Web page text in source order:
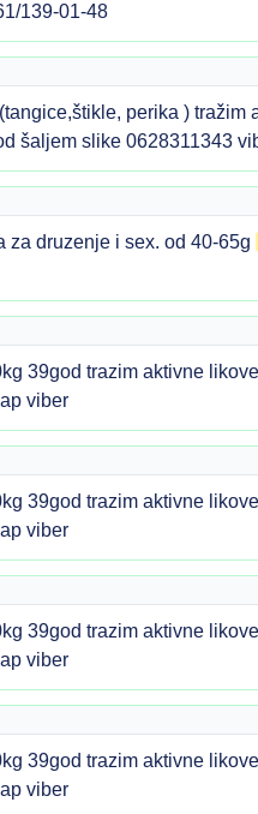
139-01-48
perika )
šaljem slike 0628311343
za druzenje i sex. od 40-65g
39god trazim aktivne
viber
39god trazim aktivne
viber
39god trazim aktivne
viber
39god trazim aktivne
viber